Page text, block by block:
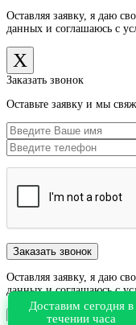
Доставим сегодня в
течении часа
Оставляя заявку, я даю
данных и соглашаюсь с
X
Заказать звонок
Оставьте заявку и мы
Оставляя заявку, я даю
данных и соглашаюсь с